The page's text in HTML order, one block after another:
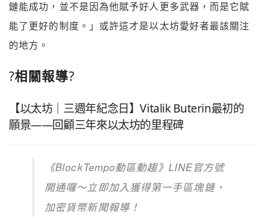
鏈能成功，並不是因為他賦予好人更多武器，而是它賦
能了更好的制度。」或許這才是以太坊愛好者最該關注
的地方。
?相關報導?
【以太坊｜三週年紀念日】Vitalik Buterin最初的
願景——回顧三年來以太坊的里程碑
《BlockTempo動區動趨》 LINE官方號
開通囉～立即加入獲得第一手區塊鏈、
加密貨幣新聞報導！